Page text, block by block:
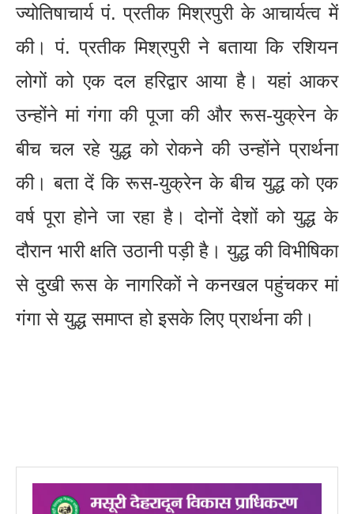
ज्योतिषाचार्य पं. प्रतीक मिश्रपुरी के आचार्यत्व में
की। पं. प्रतीक मिश्रपुरी ने बताया कि रशियन
लोगों को एक दल हरिद्वार आया है। यहां आकर
उन्होंने मां गंगा की पूजा की और रूस-युक्रेन के
बीच चल रहे युद्ध को रोकने की उन्होंने प्रार्थना
की। बता दें कि रूस-युक्रेन के बीच युद्ध को एक
वर्ष पूरा होने जा रहा है। दोनों देशों को युद्ध के
दौरान भारी क्षति उठानी पड़ी है। युद्ध की विभीषिका
से दुखी रूस के नागरिकों ने कनखल पहुंचकर मां
गंगा से युद्ध समाप्त हो इसके लिए प्रार्थना की।